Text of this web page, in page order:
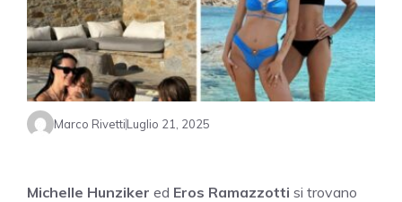
Marco RivettiLuglio 21, 2025
Michelle Hunziker ed Eros Ramazzotti si trovano